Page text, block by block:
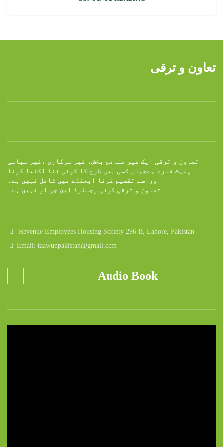
تعاون و ترقی
تعاون و ترقی ایک غیر منافع بخش، غیر سرکاری ،غیر سیاسی
پلیٹ فارم ہےجہاں کسی بھی طرح کا کوئی فنڈ اکٹھا کرنا
اوراسے تقسیم کرنا ایجنڈے میں شامل نہیں ہے۔
تعاون و ترقی کوئی رجسٹرڈ این جی او نہیں ہے۔
Revenue Employees Housing Society 296 B, Lahore, Pakistan
Email: taawunpakistan@gmail.com
Audio Book